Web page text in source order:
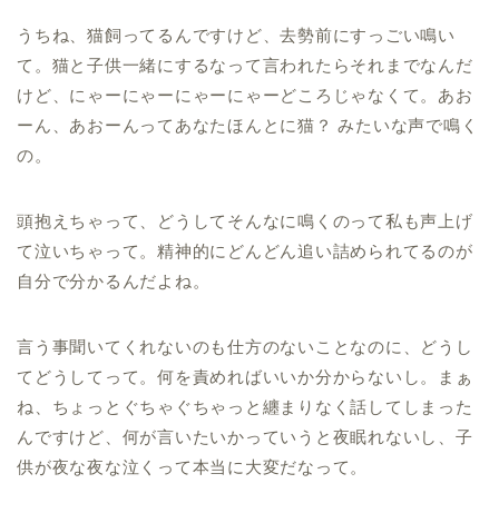
うちね、猫飼ってるんですけど、去勢前にすっごい鳴い
て。猫と子供一緒にするなって言われたらそれまでなんだ
けど、にゃーにゃーにゃーにゃーどころじゃなくて。あお
ーん、あおーんってあなたほんとに猫？ みたいな声で鳴く
の。
頭抱えちゃって、どうしてそんなに鳴くのって私も声上げ
て泣いちゃって。精神的にどんどん追い詰められてるのが
自分で分かるんだよね。
言う事聞いてくれないのも仕方のないことなのに、どうし
てどうしてって。何を責めればいいか分からないし。まぁ
ね、ちょっとぐちゃぐちゃっと纏まりなく話してしまった
んですけど、何が言いたいかっていうと夜眠れないし、子
供が夜な夜な泣くって本当に大変だなって。